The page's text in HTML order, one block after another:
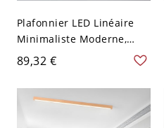
Plafonnier LED Linéaire
Minimaliste Moderne,
Lampe Dimable en
Aluminium Noir/Blanc &
Fer pour Couloirs & Salles
de Bain - Noir 110 V-120 V
89,32 €